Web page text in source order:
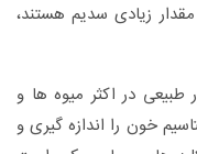
زیادی سدیم هستند،
در اکثر میوه ها و
خون را اندازه گیری و